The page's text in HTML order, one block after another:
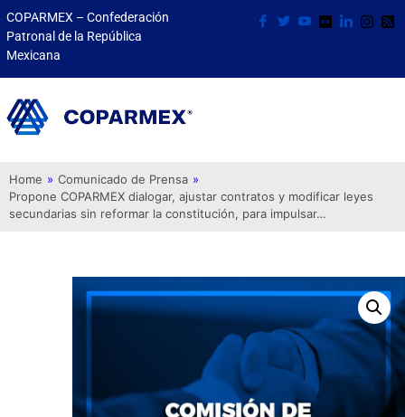
COPARMEX – Confederación
Patronal de la República
Mexicana
Home » Comunicado de Prensa »
Propone COPARMEX dialogar, ajustar contratos y modificar leyes
secundarias sin reformar la constitución, para impulsar…